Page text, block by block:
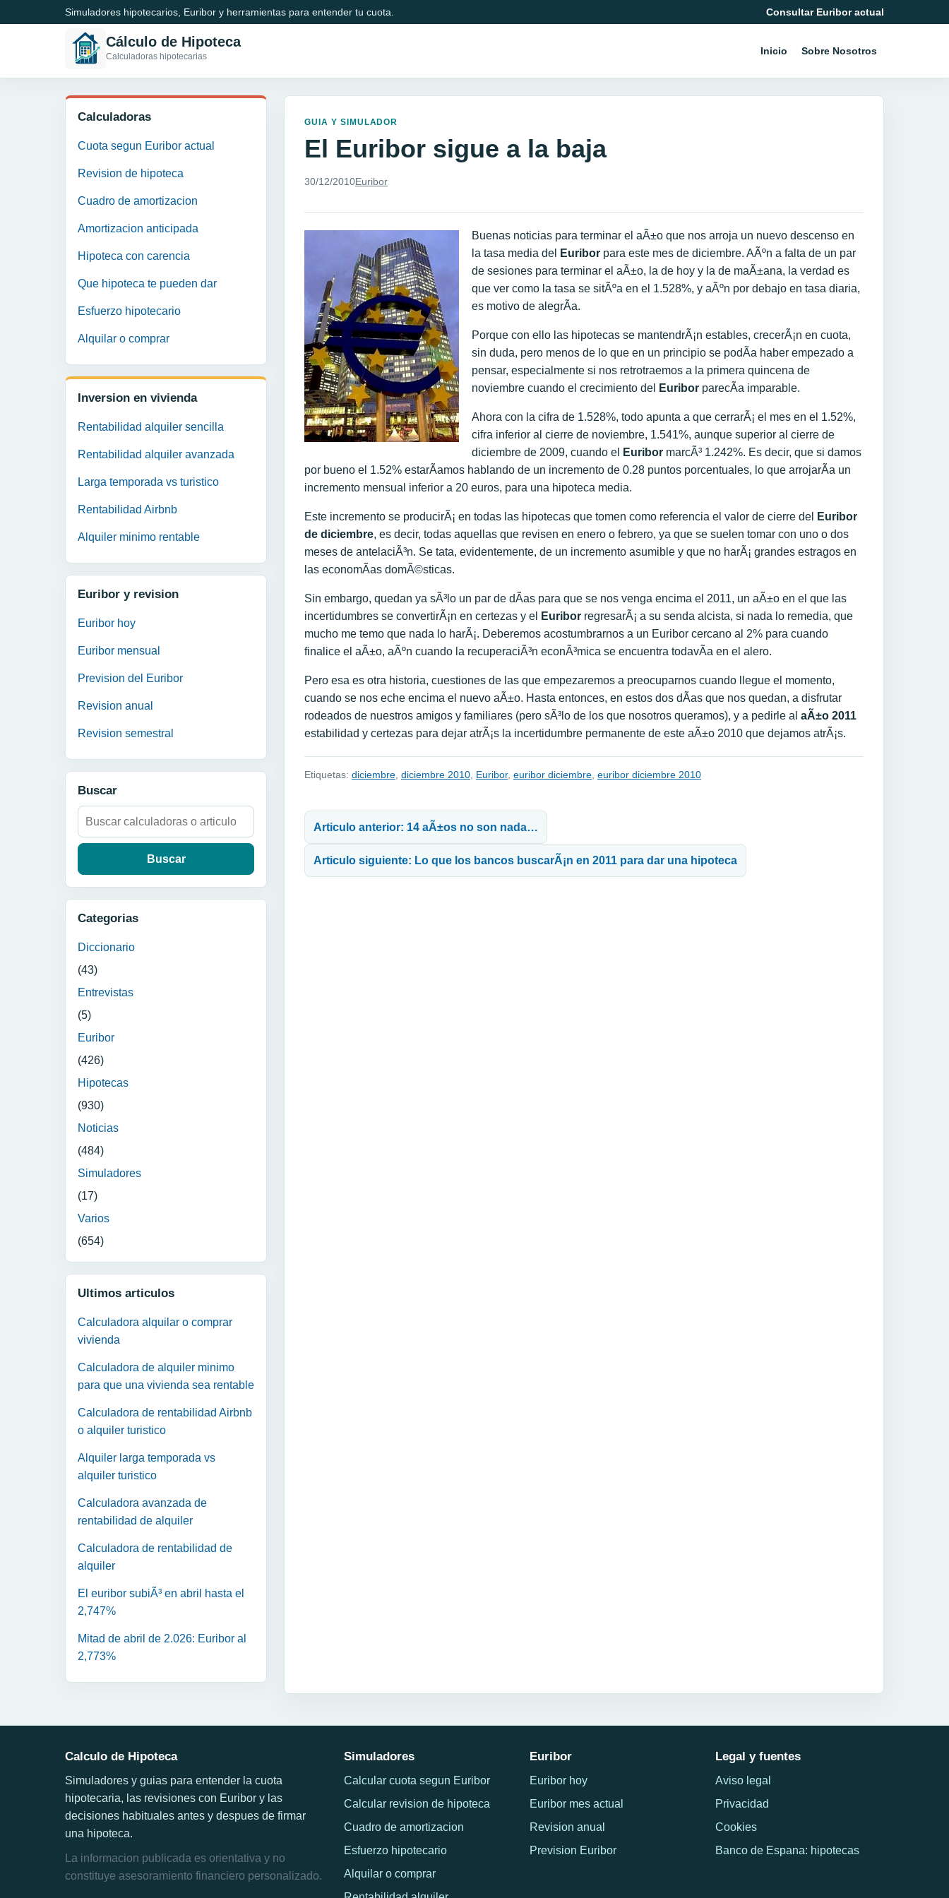
Simuladores hipotecarios, Euribor y herramientas para entender tu cuota. Consultar Euribor actual
Cálculo de Hipoteca
Calculadoras hipotecarias Inicio Sobre Nosotros
Calculadoras
Cuota segun Euribor actual
Revision de hipoteca
Cuadro de amortizacion
Amortizacion anticipada
Hipoteca con carencia
Que hipoteca te pueden dar
Esfuerzo hipotecario
Alquilar o comprar
Inversion en vivienda
Rentabilidad alquiler sencilla
Rentabilidad alquiler avanzada
Larga temporada vs turistico
Rentabilidad Airbnb
Alquiler minimo rentable
Euribor y revision
Euribor hoy
Euribor mensual
Prevision del Euribor
Revision anual
Revision semestral
Buscar
Buscar:
Categorias
Diccionario
(43)
Entrevistas
(5)
Euribor
(426)
Hipotecas
(930)
Noticias
(484)
Simuladores
(17)
Varios
(654)
Ultimos articulos
Calculadora alquilar o comprar
vivienda
Calculadora de alquiler minimo
para que una vivienda sea rentable
Calculadora de rentabilidad Airbnb
o alquiler turistico
Alquiler larga temporada vs
alquiler turistico
Calculadora avanzada de
rentabilidad de alquiler
Calculadora de rentabilidad de
alquiler
El euribor subiÃ³ en abril hasta el
2,747%
Mitad de abril de 2.026: Euribor al
2,773%
GUIA Y SIMULADOR
El Euribor sigue a la baja
30/12/2010Euribor
Buenas noticias para terminar el aÃ±o que nos arroja un nuevo descenso en
la tasa media del
Euribor para este mes de diciembre. AÃºn a falta de un par
de sesiones para terminar el aÃ±o, la de hoy y la de maÃ±ana, la verdad es
que ver como la tasa se sitÃºa en el 1.528%, y aÃºn por debajo en tasa diaria,
es motivo de alegrÃ­a.
Porque con ello las hipotecas se mantendrÃ¡n estables, crecerÃ¡n en cuota,
sin duda, pero menos de lo que en un principio se podÃ­a haber empezado a
pensar, especialmente si nos retrotraemos a la primera quincena de
noviembre cuando el crecimiento del
Euribor parecÃ­a imparable.
Ahora con la cifra de 1.528%, todo apunta a que cerrarÃ¡ el mes en el 1.52%,
cifra inferior al cierre de noviembre, 1.541%, aunque superior al cierre de
diciembre de 2009, cuando el
Euribor marcÃ³ 1.242%. Es decir, que si damos
por bueno el 1.52% estarÃ­amos hablando de un incremento de 0.28 puntos porcentuales, lo que arrojarÃ­a un
incremento mensual inferior a 20 euros, para una hipoteca media.
Este incremento se producirÃ¡ en todas las hipotecas que tomen como referencia el valor de cierre del
Euribor
de diciembre, es decir, todas aquellas que revisen en enero o febrero, ya que se suelen tomar con uno o dos
meses de antelaciÃ³n. Se tata, evidentemente, de un incremento asumible y que no harÃ¡ grandes estragos en
las economÃ­as domÃ©sticas.
Sin embargo, quedan ya sÃ³lo un par de dÃ­as para que se nos venga encima el 2011, un aÃ±o en el que las
incertidumbres se convertirÃ¡n en certezas y el
Euribor regresarÃ¡ a su senda alcista, si nada lo remedia, que
mucho me temo que nada lo harÃ¡. Deberemos acostumbrarnos a un Euribor cercano al 2% para cuando
finalice el aÃ±o, aÃºn cuando la recuperaciÃ³n econÃ³mica se encuentra todavÃ­a en el alero.
Pero esa es otra historia, cuestiones de las que empezaremos a preocuparnos cuando llegue el momento,
cuando se nos eche encima el nuevo aÃ±o. Hasta entonces, en estos dos dÃ­as que nos quedan, a disfrutar
rodeados de nuestros amigos y familiares (pero sÃ³lo de los que nosotros queramos), y a pedirle al aÃ±o 2011
estabilidad y certezas para dejar atrÃ¡s la incertidumbre permanente de este aÃ±o 2010 que dejamos atrÃ¡s.
Etiquetas: diciembre diciembre 2010 Euribor, euribor diciembre euribor diciembre 2010
Articulo anterior: 14 aÃ±os no son nada…
Articulo siguiente: Lo que los bancos buscarÃ¡n en 2011 para dar una hipoteca
Calculo de Hipoteca
Simuladores y guias para entender la cuota
hipotecaria, las revisiones con Euribor y las
decisiones habituales antes y despues de firmar
una hipoteca.
La informacion publicada es orientativa y no
constituye asesoramiento financiero personalizado.
Simuladores
Calcular cuota segun Euribor
Calcular revision de hipoteca
Cuadro de amortizacion
Esfuerzo hipotecario
Alquilar o comprar
Euribor
Euribor hoy
Euribor mes actual
Revision anual
Prevision Euribor
Legal y fuentes
Aviso legal
Privacidad
Cookies
Banco de Espana: hipotecas